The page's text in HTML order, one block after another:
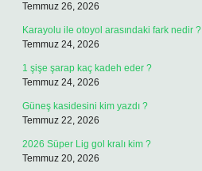
Temmuz 26, 2026
Karayolu ile otoyol arasındaki fark nedir ?
Temmuz 24, 2026
1 şişe şarap kaç kadeh eder ?
Temmuz 24, 2026
Güneş kasidesini kim yazdı ?
Temmuz 22, 2026
2026 Süper Lig gol kralı kim ?
Temmuz 20, 2026